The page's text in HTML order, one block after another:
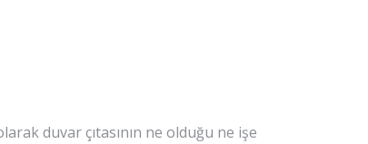
duvar çıtasının ne olduğu ne işe